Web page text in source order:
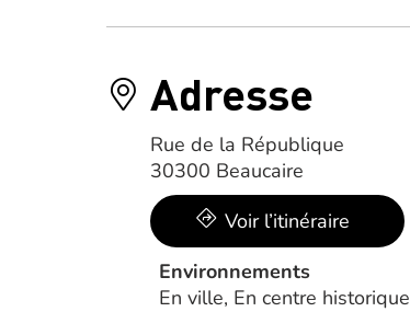
Adresse
Rue de la République
30300 Beaucaire
Voir l’itinéraire
Environnements
En ville, En centre historique